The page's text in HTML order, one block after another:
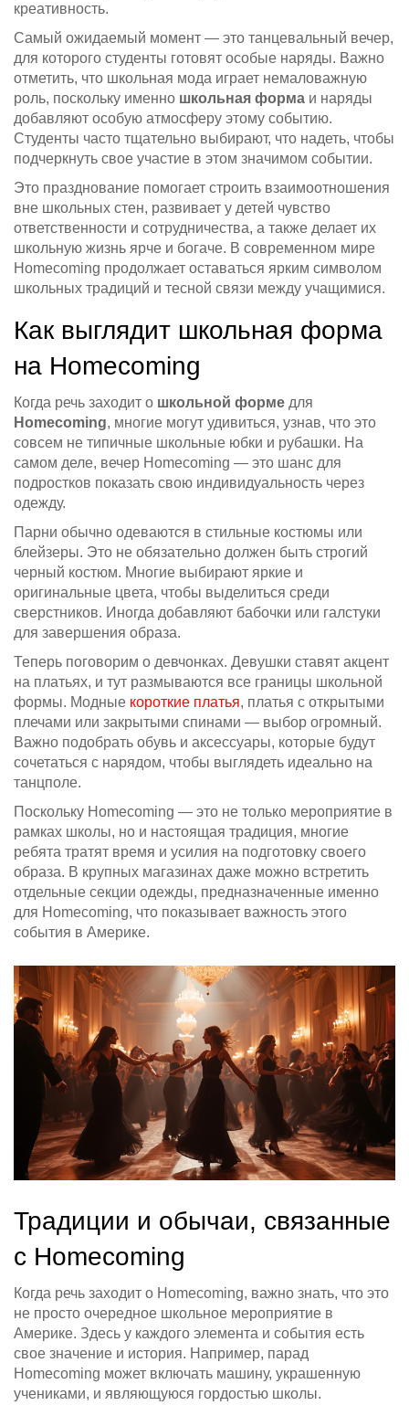
креативность.
Самый ожидаемый момент — это танцевальный вечер,
для которого студенты готовят особые наряды. Важно
отметить, что школьная мода играет немаловажную
роль, поскольку именно школьная форма и наряды
добавляют особую атмосферу этому событию.
Студенты часто тщательно выбирают, что надеть, чтобы
подчеркнуть свое участие в этом значимом событии.
Это празднование помогает строить взаимоотношения
вне школьных стен, развивает у детей чувство
ответственности и сотрудничества, а также делает их
школьную жизнь ярче и богаче. В современном мире
Homecoming продолжает оставаться ярким символом
школьных традиций и тесной связи между учащимися.
Как выглядит школьная форма
на Homecoming
Когда речь заходит о школьной форме для
Homecoming, многие могут удивиться, узнав, что это
совсем не типичные школьные юбки и рубашки. На
самом деле, вечер Homecoming — это шанс для
подростков показать свою индивидуальность через
одежду.
Парни обычно одеваются в стильные костюмы или
блейзеры. Это не обязательно должен быть строгий
черный костюм. Многие выбирают яркие и
оригинальные цвета, чтобы выделиться среди
сверстников. Иногда добавляют бабочки или галстуки
для завершения образа.
Теперь поговорим о девчонках. Девушки ставят акцент
на платьях, и тут размываются все границы школьной
формы. Модные короткие платья, платья с открытыми
плечами или закрытыми спинами — выбор огромный.
Важно подобрать обувь и аксессуары, которые будут
сочетаться с нарядом, чтобы выглядеть идеально на
танцполе.
Поскольку Homecoming — это не только мероприятие в
рамках школы, но и настоящая традиция, многие
ребята тратят время и усилия на подготовку своего
образа. В крупных магазинах даже можно встретить
отдельные секции одежды, предназначенные именно
для Homecoming, что показывает важность этого
события в Америке.
Традиции и обычаи, связанные
с Homecoming
Когда речь заходит о Homecoming, важно знать, что это
не просто очередное школьное мероприятие в
Америке. Здесь у каждого элемента и события есть
свое значение и история. Например, парад
Homecoming может включать машину, украшенную
учениками, и являющуюся гордостью школы.